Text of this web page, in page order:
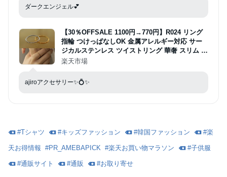
ダークエンジェル💕
【30％OFFSALE 1100円→770円】R024 リング
指輪 つけっぱなしOK 金属アレルギー対応 サー
ジカルステンレス ツイストリング 華奢 スリム ピ
ンキー 重ね付け 1号〜21号 デイリー フォーマル
楽天市場
ajiroアクセサリー✨💍✨
#Tシャツ #キッズファッション #韓国ファッション #楽
天お得情報 #PR_AMEBAPICK #楽天お買い物マラソン #子供服
#通販サイト #通販 #お取り寄せ